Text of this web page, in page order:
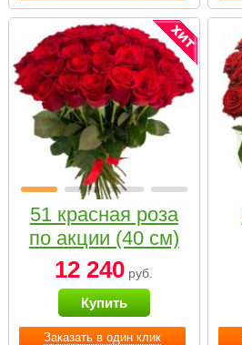
Заказать в один клик
51 красная роза
по акции (40 см)
12 240 руб.
Купить